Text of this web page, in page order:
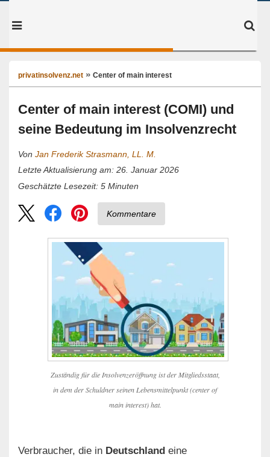
privatinsolvenz.net Center of main interest
Center of main interest (COMI) und
seine Bedeutung im Insolvenzrecht
Von Jan Frederik Strasmann, LL. M.
Letzte Aktualisierung am: 26. Januar 2026
Geschätzte Lesezeit: 5 Minuten
Kommentare
Zuständig für die Insolvenzeröffnung ist der Mitgliedsstaat,
in dem der Schuldner seinen Lebensmittelpunkt (center of
main interest) hat.
Verbraucher, die in Deutschland eine